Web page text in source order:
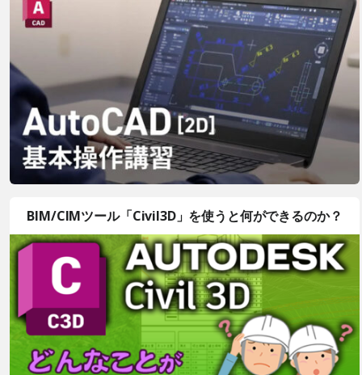
BIM/CIMツール「Civil3D」を使うと何ができるのか？